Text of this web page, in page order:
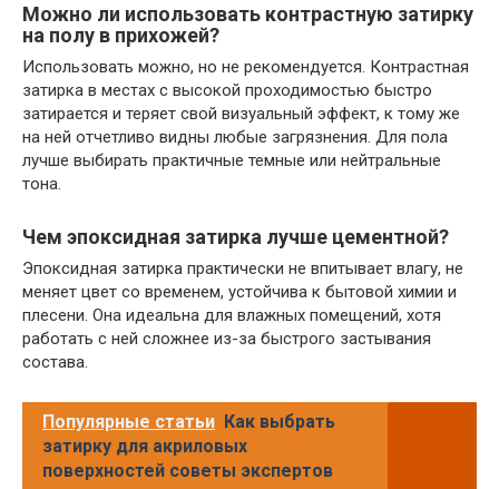
Можно ли использовать контрастную затирку
на полу в прихожей?
Использовать можно, но не рекомендуется. Контрастная
затирка в местах с высокой проходимостью быстро
затирается и теряет свой визуальный эффект, к тому же
на ней отчетливо видны любые загрязнения. Для пола
лучше выбирать практичные темные или нейтральные
тона.
Чем эпоксидная затирка лучше цементной?
Эпоксидная затирка практически не впитывает влагу, не
меняет цвет со временем, устойчива к бытовой химии и
плесени. Она идеальна для влажных помещений, хотя
работать с ней сложнее из-за быстрого застывания
состава.
Популярные статьи Как выбрать
затирку для акриловых
поверхностей советы экспертов